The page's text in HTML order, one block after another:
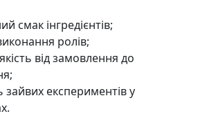
смак інгредієнтів;
ролів;
від замовлення до
зайвих експериментів у